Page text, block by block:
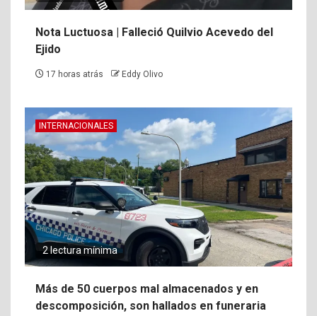
Nota Luctuosa | Falleció Quilvio Acevedo del
Ejido
17 horas atrás Eddy Olivo
INTERNACIONALES
2 lectura mínima
Más de 50 cuerpos mal almacenados y en
descomposición, son hallados en funeraria